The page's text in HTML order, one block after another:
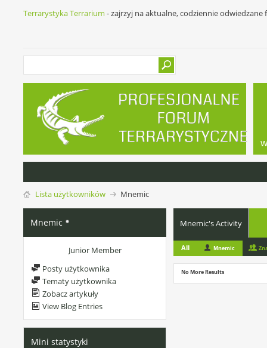
Terrarystyka Terrarium - zajrzyj na aktualne, codziennie
Lista użytkowników Mnemic
Mnemic
Junior Member
Posty użytkownika
Tematy użytkownika
Zobacz artykuły
View Blog Entries
Mini statystyki
Mnemic's Activity
All Mnemic
No More Results